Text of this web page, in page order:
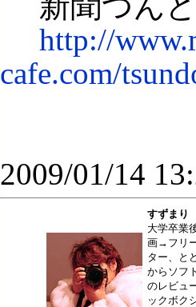
http://
cafe.com/
2009/01/14
すずまり
大学卒業
画→フリ
ター、と
からソフ
のレビュ
ックボク